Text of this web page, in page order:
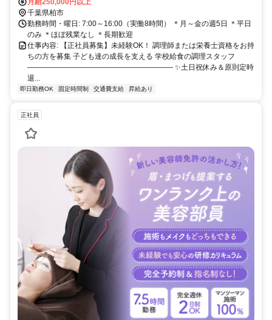
分
月給250,000円以上
千葉県柏市
勤務時間・曜日: 7:00～16:00（実働8時間） ＊月～金の週5日 ＊平日
のみ ＊ほぼ残業なし ＊長期歓迎
仕事内容: 【正社員募集】未経験OK！ 調理師または栄養士資格をお持
ちの方を募集 子ども達の成長を支える 学校給食の調理スタッフ
―――――――――――――――――――― ✨土日祝休み＆原則定時
退...
即日勤務OK 固定時間制 交通費支給 昇給あり
正社員